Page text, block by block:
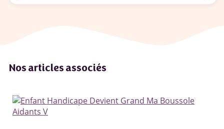
Nos articles associés